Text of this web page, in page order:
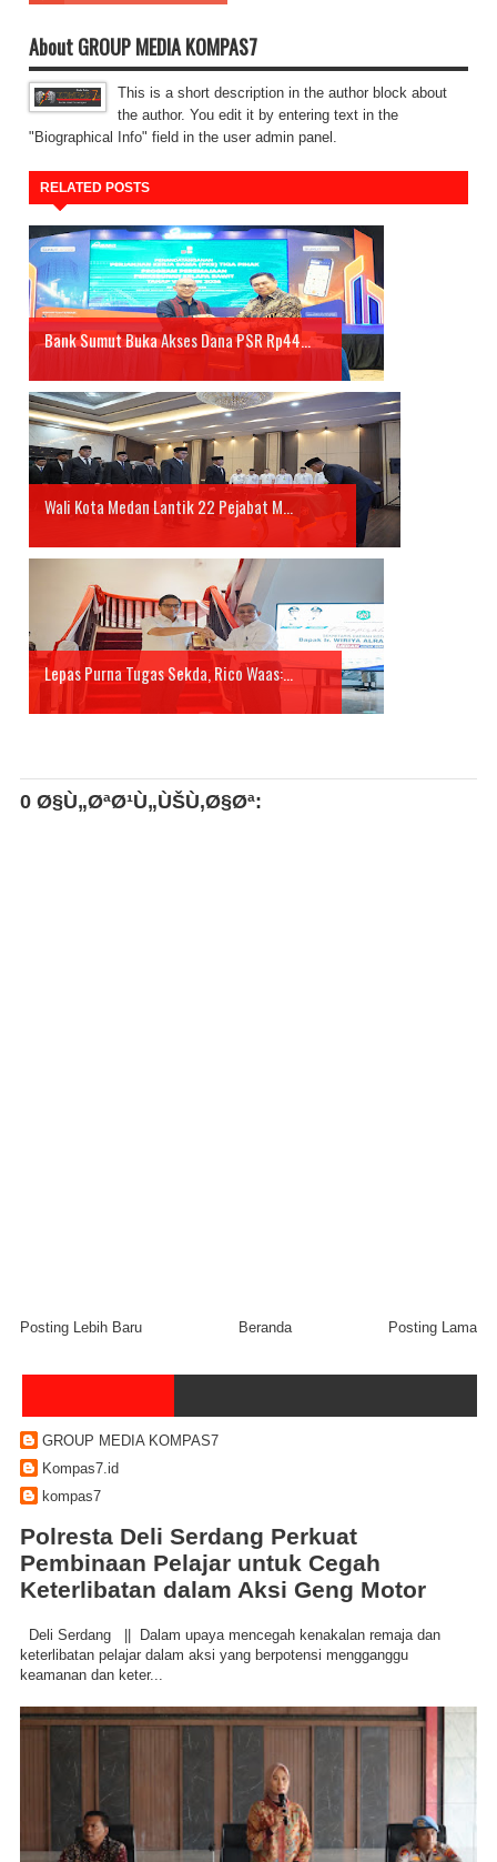
About GROUP MEDIA KOMPAS7
This is a short description in the author block about
the author. You edit it by entering text in the
"Biographical Info" field in the user admin panel.
RELATED POSTS
Bank Sumut Buka Akses Dana PSR Rp44...
Wali Kota Medan Lantik 22 Pejabat M...
Lepas Purna Tugas Sekda, Rico Waas:...
0 Ø§Ù„ØªØ¹Ù„ÙŠÙ‚Ø§Øª:
Posting Lebih Baru Posting Lama
Beranda
GROUP MEDIA KOMPAS7
Kompas7.id
kompas7
Polresta Deli Serdang Perkuat
Pembinaan Pelajar untuk Cegah
Keterlibatan dalam Aksi Geng Motor
Deli Serdang || Dalam upaya mencegah kenakalan remaja dan
keterlibatan pelajar dalam aksi yang berpotensi mengganggu
keamanan dan keter...